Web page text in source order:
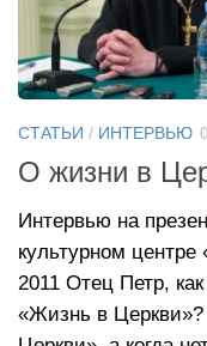
СТАТЬИ / ИНТЕРВЬЮ
О жизни в
Интервью на
культурном центре
2011 Отец Петр,
«Жизнь в Церкви»?